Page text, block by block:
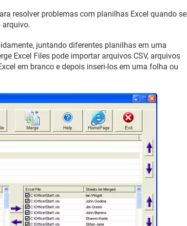
resolver problemas com planilhas Excel quando se
arquivo.
juntando diferentes planilhas em uma
Excel Files pode importar arquivos CSV, arquivos
em branco e depois inseri-los em uma folha ou